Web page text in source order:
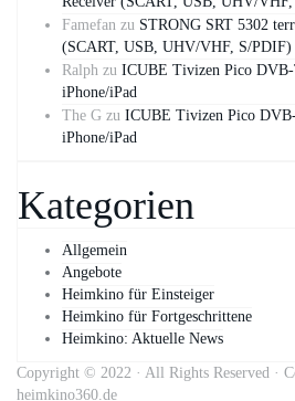
Famefan zu STRONG SRT 5302
(SCART, USB, UHV/VHF, S/PDIF)
Ralph zu ICUBE Tivizen Pico
iPhone/iPad
The G zu ICUBE Tivizen Pico
iPhone/iPad
Kategorien
Allgemein
Angebote
Heimkino für Einsteiger
Heimkino für Fortgeschrittene
Heimkino: Aktuelle News
Copyright © 2022 · All Rights Reserved ·
heimkino360.de